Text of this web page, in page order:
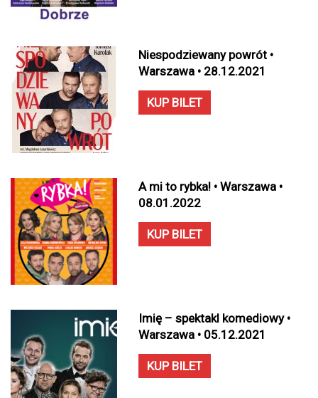
Niespodziewany powrót •
Warszawa • 28.12.2021
KUP BILET
A mi to rybka! • Warszawa •
08.01.2022
KUP BILET
Imię – spektakl komediowy •
Warszawa • 05.12.2021
KUP BILET